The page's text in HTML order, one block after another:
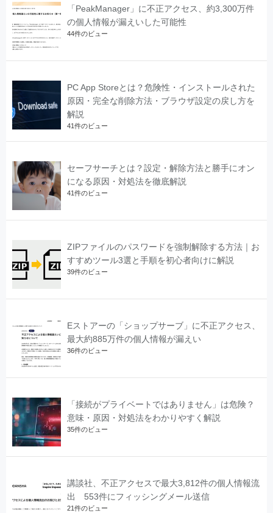
「PeakManager」に不正アクセス、約3,300万件
の個人情報が漏えいした可能性
44件のビュー
PC App Storeとは？危険性・インストールされた
原因・完全な削除方法・ブラウザ設定の戻し方を
解説
41件のビュー
セーフサーチとは？設定・解除方法と勝手にオン
になる原因・対処法を徹底解説
41件のビュー
ZIPファイルのパスワードを強制解除する方法｜お
すすめツール3選と手順を初心者向けに解説
39件のビュー
Eストアーの「ショップサーブ」に不正アクセス、
最大約885万件の個人情報が漏えい
36件のビュー
「接続がプライベートではありません」は危険？
意味・原因・対処法をわかりやすく解説
35件のビュー
講談社、不正アクセスで最大3,812件の個人情報流
出 553件にフィッシングメール送信
21件のビュー